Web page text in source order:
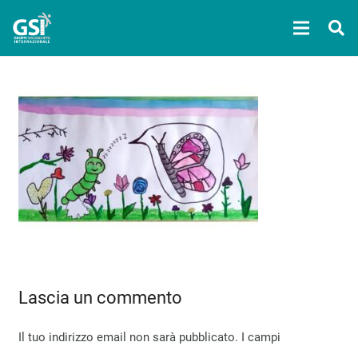
Lascia un commento
Il tuo indirizzo email non sarà pubblicato. I campi